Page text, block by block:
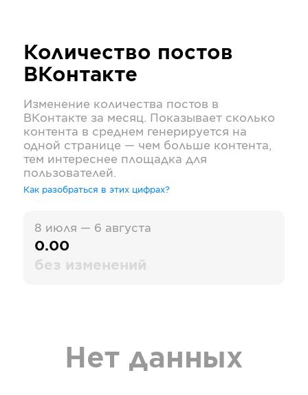
Количество постов
ВКонтакте
Изменение количества постов в
ВКонтакте за месяц. Показывает сколько
контента в среднем генерируется на
одной странице — чем больше контента,
тем интереснее площадка для
пользователей.
Как разобраться в этих цифрах?
8 июля — 6 августа
0.00
без изменений
Нет данных